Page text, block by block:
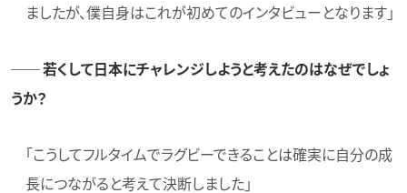
ましたが、僕自身はこれが初めてのインタビューとなります」
── 若くして日本にチャレンジしようと考えたのはなぜでしょ
うか？
「こうしてフルタイムでラグビーできることは確実に自分の成
長につながると考えて決断しました」